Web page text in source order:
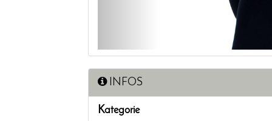
INFOS
Kategorie